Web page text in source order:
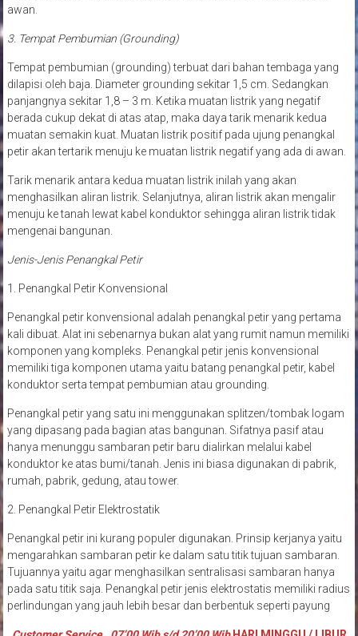
awan.
3. Tempat Pembumian (Grounding)
Tempat pembumian (grounding) terbuat dari bahan tembaga yang
dilapisi oleh baja. Diameter grounding sekitar 1,5 cm. Sedangkan
panjangnya sekitar 1,8 – 3 m. Ketika muatan listrik yang negatif
berada cukup dekat di atas atap, maka daya tarik menarik kedua
muatan semakin kuat. Muatan listrik positif pada ujung penangkal
petir akan tertarik menuju ke muatan listrik negatif yang ada di awan.
Tarik menarik antara kedua muatan listrik inilah yang akan
menghasilkan aliran listrik. Selanjutnya, aliran listrik akan mengalir
menuju ke tanah lewat kabel konduktor sehingga aliran listrik tidak
mengenai bangunan.
Jenis-Jenis Penangkal Petir
1. Penangkal Petir Konvensional
Penangkal petir konvensional adalah penangkal petir yang pertama
kali dibuat. Alat ini sebenarnya bukan alat yang rumit namun memiliki
komponen yang kompleks. Penangkal petir jenis konvensional
memiliki tiga komponen utama yaitu batang penangkal petir, kabel
konduktor serta tempat pembumian atau grounding.
Penangkal petir yang satu ini menggunakan splitzen/tombak logam
yang dipasang pada bagian atas bangunan. Sifatnya pasif atau
hanya menunggu sambaran petir baru dialirkan melalui kabel
konduktor ke atas bumi/tanah. Jenis ini biasa digunakan di pabrik,
rumah, pabrik, gedung, atau tower.
2. Penangkal Petir Elektrostatik
Penangkal petir ini kurang populer digunakan. Prinsip kerjanya yaitu
mengarahkan sambaran petir ke dalam satu titik tujuan sambaran.
Tujuannya yaitu agar menghasilkan sentralisasi sambaran hanya
pada satu titik saja. Penangkal petir jenis elektrostatis memiliki radius
perlindungan yang jauh lebih besar dan berbentuk seperti payung